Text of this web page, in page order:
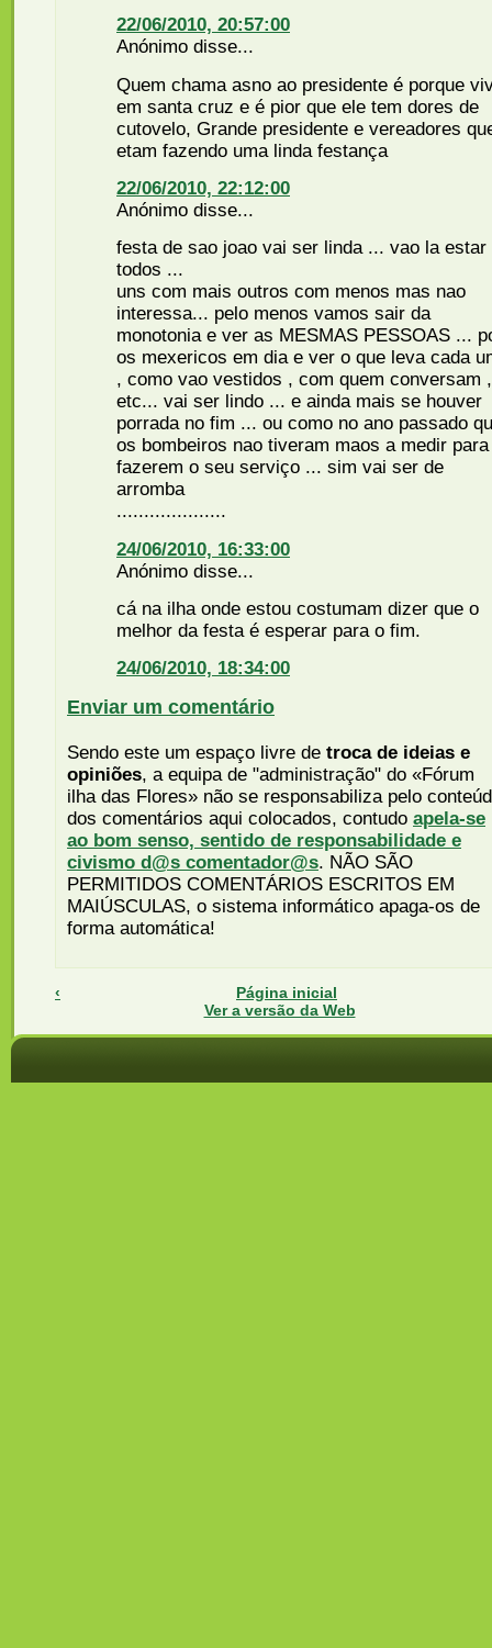
22/06/2010, 20:57:00
Anónimo disse...
Quem chama asno ao presidente é porque
em santa cruz e é pior que ele tem dores de
cutovelo, Grande presidente e vereadores
etam fazendo uma linda festança
22/06/2010, 22:12:00
Anónimo disse...
festa de sao joao vai ser linda ... vao la estar
todos ...
uns com mais outros com menos mas nao
interessa... pelo menos vamos sair da
monotonia e ver as MESMAS PESSOAS ...
os mexericos em dia e ver o que leva cada
, como vao vestidos , com quem conversam ,
etc... vai ser lindo ... e ainda mais se houver
porrada no fim ... ou como no ano passado
os bombeiros nao tiveram maos a medir para
fazerem o seu serviço ... sim vai ser de
arromba
....................
24/06/2010, 16:33:00
Anónimo disse...
cá na ilha onde estou costumam dizer que o
melhor da festa é esperar para o fim.
24/06/2010, 18:34:00
Enviar um comentário
Sendo este um espaço livre de troca de ideias e
opiniões, a equipa de "administração" do «Fórum
ilha das Flores» não se responsabiliza pelo
dos comentários aqui colocados, contudo apela-se
ao bom senso, sentido de responsabilidade e
civismo d@s comentador@s. NÃO SÃO
PERMITIDOS COMENTÁRIOS ESCRITOS EM
MAIÚSCULAS, o sistema informático apaga-os de
forma automática!
‹
Página inicial
Ver a versão da Web